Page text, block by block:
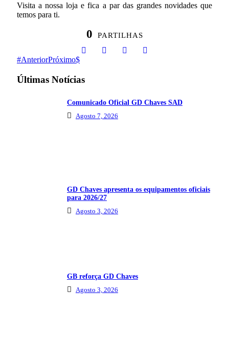
Visita a nossa loja e fica a par das grandes novidades que
temos para ti.
0 PARTILHAS
AnteriorPróximo
Últimas Notícias
Comunicado Oficial GD Chaves SAD
Agosto 7, 2026
GD Chaves apresenta os equipamentos oficiais
para 2026/27
Agosto 3, 2026
GB reforça GD Chaves
Agosto 3, 2026